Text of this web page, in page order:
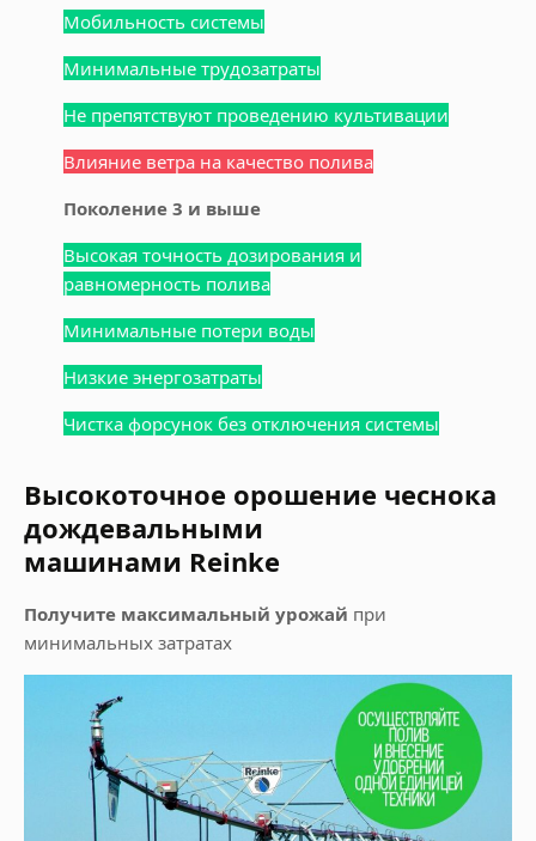
Мобильность системы
Минимальные трудозатраты
Не препятствуют проведению культивации
Влияние ветра на качество полива
Поколение 3 и выше
Высокая точность дозирования и
равномерность полива
Минимальные потери воды
Низкие энергозатраты
Чистка форсунок без отключения системы
Высокоточное орошение чеснока
дождевальными
машинами Reinke
Получите максимальный урожай при
минимальных затратах